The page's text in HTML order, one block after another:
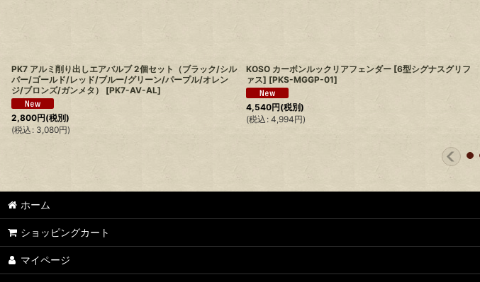
PK7 アルミ削り出しエアバルブ 2個セット（ブラック/シル
バー/ゴールド/レッド/ブルー/グリーン/パープル/オレン
ジ/ブロンズ/ガンメタ）
[PK7-AV-AL]
2,800円(税別)
(税込 : 3,080円)
KOSO カーボンルックリアフェンダー [6型シグナスグリフ
ァス] [PKS-MGGP-01]
4,540円(税別)
(税込 : 4,994円)
ホーム
ショッピングカート
マイページ